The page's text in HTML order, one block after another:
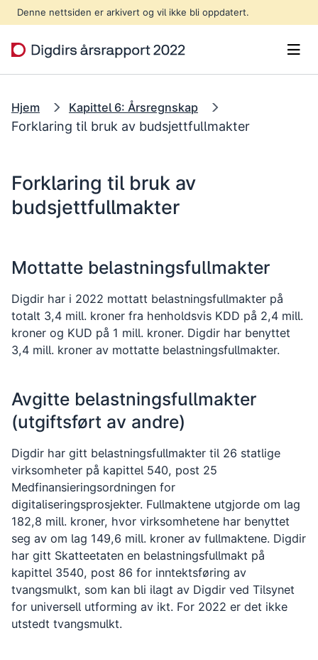
Hopp til hovedinnhold
Denne nettsiden er arkivert og vil ikke bli oppdatert.
Hjem Kapittel 6: Årsregnskap
Forklaring til bruk av budsjettfullmakter
Forklaring til bruk av
budsjettfullmakter
Mottatte belastningsfullmakter
Digdir har i 2022 mottatt belastningsfullmakter på
totalt 3,4 mill. kroner fra henholdsvis KDD på 2,4 mill.
kroner og KUD på 1 mill. kroner. Digdir har benyttet
3,4 mill. kroner av mottatte belastningsfullmakter.
Avgitte belastningsfullmakter
(utgiftsført av andre)
Digdir har gitt belastningsfullmakter til 26 statlige
virksomheter på kapittel 540, post 25
Medfinansieringsordningen for
digitaliseringsprosjekter. Fullmaktene utgjorde om lag
182,8 mill. kroner, hvor virksomhetene har benyttet
seg av om lag 149,6 mill. kroner av fullmaktene. Digdir
har gitt Skatteetaten en belastningsfullmakt på
kapittel 3540, post 86 for inntektsføring av
tvangsmulkt, som kan bli ilagt av Digdir ved Tilsynet
for universell utforming av ikt. For 2022 er det ikke
utstedt tvangsmulkt.